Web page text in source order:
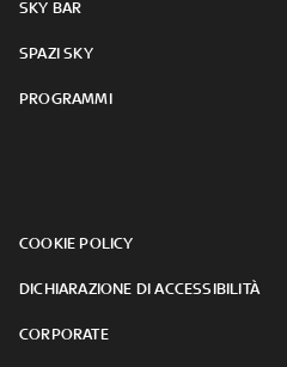
SKY BAR
SPAZI SKY
PROGRAMMI
COOKIE POLICY
DICHIARAZIONE DI ACCESSIBILITÀ
CORPORATE